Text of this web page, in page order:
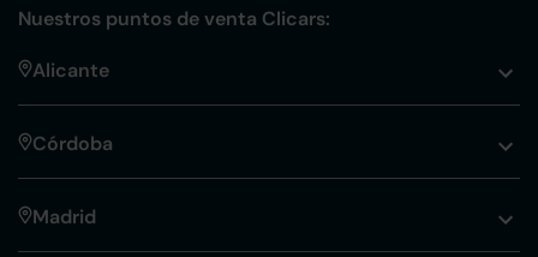
Nuestros puntos de venta Clicars:
Alicante
Córdoba
Madrid